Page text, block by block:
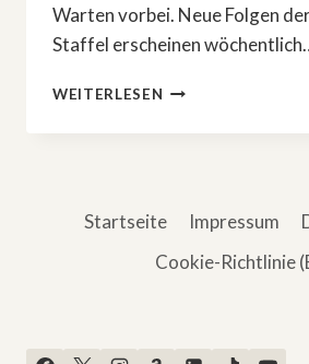
Warten vorbei. Neue Folgen
Staffel erscheinen
WEITERLESEN ENDLICH!
LAST
2
Startseite Impressum
Cookie-Richtlinie